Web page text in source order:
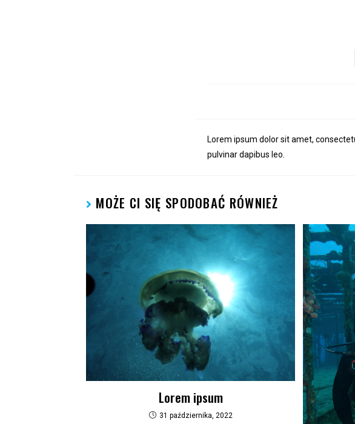
Lorem ipsum dolor sit amet,
pulvinar dapibus leo.
MOŻE CI SIĘ SPODOBAĆ RÓWNIEŻ
Lorem ipsum
31 października, 2022